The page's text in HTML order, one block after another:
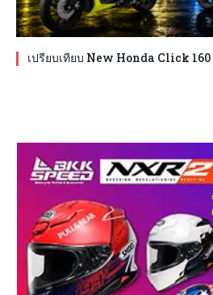
เปรียบเทียบ New Honda Click